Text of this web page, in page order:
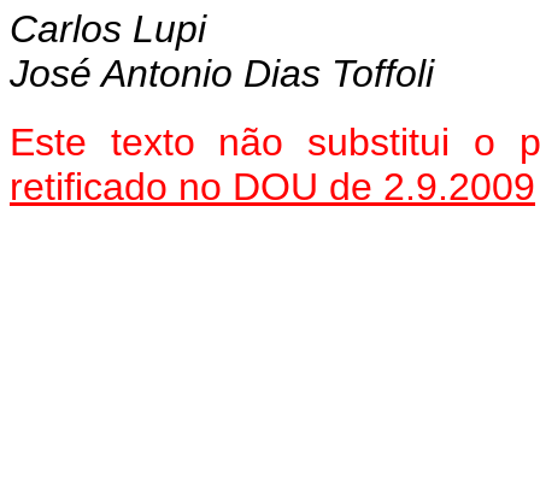
Carlos Lupi
José Antonio Dias Toffoli
Este texto não substitui o
retificado no DOU de 2.9.2009